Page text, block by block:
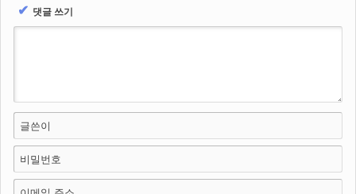
✔ 댓글 쓰기
글쓴이
비밀번호